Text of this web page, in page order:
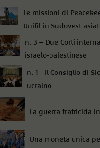
Le missioni di
Unifil in Sudovest
n. 3 – Due Corti
israelo-palestinese
n. 1 - Il Consiglio di
ucraino
La guerra fratricida
Una moneta unica